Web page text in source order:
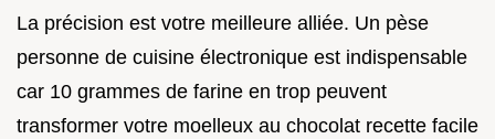
La précision est votre meilleure alliée. Un pèse
personne de cuisine électronique est indispensable
car 10 grammes de farine en trop peuvent
transformer votre moelleux au chocolat recette facile